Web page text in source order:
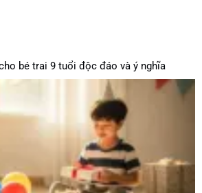
bé trai 9 tuổi độc đáo và ý nghĩa